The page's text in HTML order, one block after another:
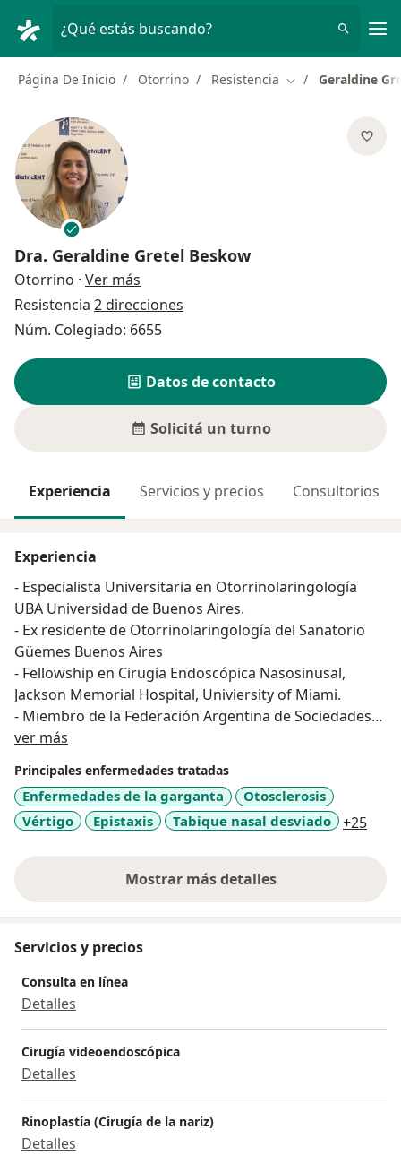
¿Qué estás buscando?
Página De Inicio Otorrino Resistencia Cambiar de ciudad
Geraldine
Dra. Geraldine Gretel Beskow
Otorrino · Ver más
Resistencia 2 direcciones
Núm. Colegiado: 6655
Datos de contacto
Solicitá un turno
Experiencia Servicios y precios Consultorios
Experiencia
- Especialista Universitaria en Otorrinolaringología
UBA Universidad de Buenos Aires.
- Ex residente de Otorrinolaringología del Sanatorio
Güemes Buenos Aires
- Fellowship en Cirugía Endoscópica Nasosinusal,
Jackson Memorial Hospital, Univiersity of Miami.
- Miembro de la Federación Argentina de Sociedades
De Otorrinolaringología.
ver más
Principales enfermedades tratadas
Enfermedades de la garganta
Otosclerosis
Vértigo
Epistaxis Tabique nasal desviado +25
Mostrar más detalles
sobre la experiencia
Servicios y precios
Consulta en línea
Detalles
Cirugía videoendoscópica
Detalles
Rinoplastía (Cirugía de la nariz)
Detalles